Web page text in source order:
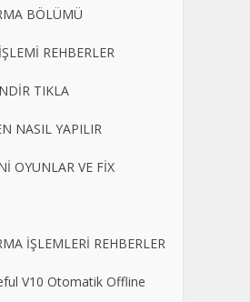
BÖLÜMÜ
REHBERLER
TIKLA
NASIL YAPILIR
OYUNLAR VE FİX
İŞLEMLERİ REHBERLER
V10 Otomatik Offline